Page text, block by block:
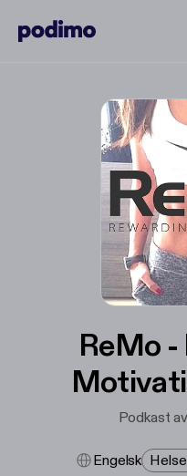
ReMo
Podkast
Engelsk